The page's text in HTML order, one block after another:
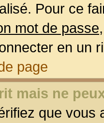
Pour ce
mot de passe
en un
page
mais ne
que